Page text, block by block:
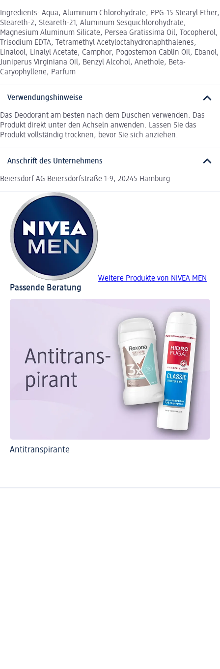
Ingredients: Aqua, Aluminum Chlorohydrate, PPG-15 Stearyl Ether,
Steareth-2, Steareth-21, Aluminum Sesquichlorohydrate,
Magnesium Aluminum Silicate, Persea Gratissima Oil, Tocopherol,
Trisodium EDTA, Tetramethyl Acetyloctahydronaphthalenes,
Linalool, Linalyl Acetate, Camphor, Pogostemon Cablin Oil, Ebanol,
Juniperus Virginiana Oil, Benzyl Alcohol, Anethole, Beta-
Caryophyllene, Parfum
Verwendungshinweise
Das Deodorant am besten nach dem Duschen verwenden. Das
Produkt direkt unter den Achseln anwenden. Lassen Sie das
Produkt vollständig trocknen, bevor Sie sich anziehen.
Anschrift des Unternehmens
Beiersdorf AG Beiersdorfstraße 1-9, 20245 Hamburg
Weitere Produkte von NIVEA MEN
Passende Beratung
Antitranspirante